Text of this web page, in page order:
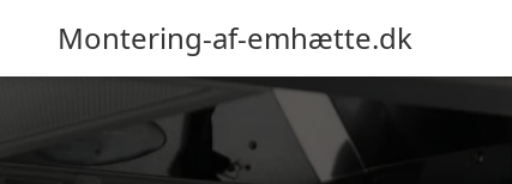
Montering-af-emhætte.dk